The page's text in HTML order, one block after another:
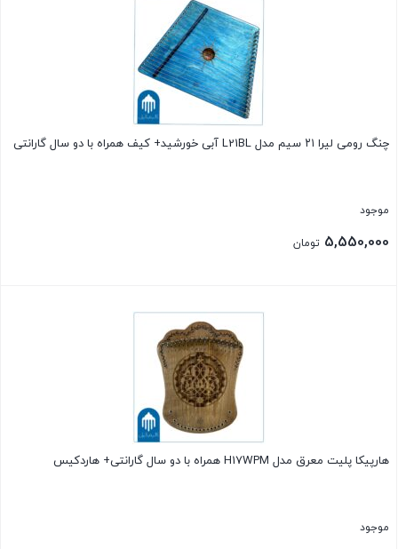
چنگ رومی لیرا ۲۱ سیم مدل L21BL آبی خورشید+ کیف همراه با دو سال گارانتی
موجود
5,550,000 تومان
هارپیکا پلیت معرق مدل H17WPM همراه با دو سال گارانتی+ هاردکیس
موجود